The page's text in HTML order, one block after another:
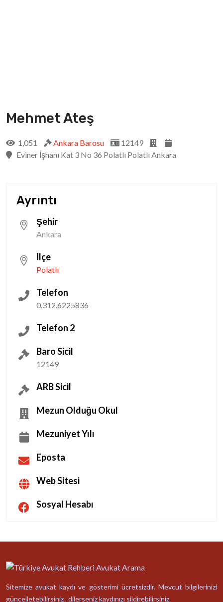
Mehmet Ateş
1,051 Ankara Barosu
12149
Eviner İşhanı Kat 3 No 36 Polatlı Polatlı Ankara
Ayrıntı
Şehir
Ankara
İlçe
Polatlı
Telefon
0.312.6225836
Telefon 2
Baro Sicil
12149
ARB Sicil
Mezun Olduğu Okul
Mezuniyet Yılı
Eposta
Web Sitesi
Sosyal Hesabı
Sitemize avukat kaydı ve gösterimi ücretsizdir. Mevcut bilgilerinizi
güncelletebilirsiniz , dilerseniz kaydınızı sildirebilirsiniz.